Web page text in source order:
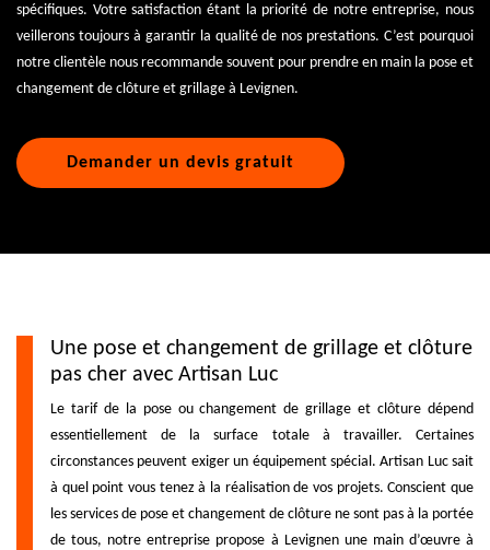
spécifiques. Votre satisfaction étant la priorité de notre entreprise, nous
veillerons toujours à garantir la qualité de nos prestations. C’est pourquoi
notre clientèle nous recommande souvent pour prendre en main la pose et
changement de clôture et grillage à Levignen.
Demander un devis gratuit
Une pose et changement de grillage et clôture
pas cher avec Artisan Luc
Le tarif de la pose ou changement de grillage et clôture dépend
essentiellement de la surface totale à travailler. Certaines
circonstances peuvent exiger un équipement spécial. Artisan Luc sait
à quel point vous tenez à la réalisation de vos projets. Conscient que
les services de pose et changement de clôture ne sont pas à la portée
de tous, notre entreprise propose à Levignen une main d’œuvre à